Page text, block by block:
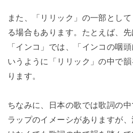
また、「リリック」の一部とし
る場合もあります。たとえば、
「インコ」では、「インコの咽
いうように「リリック」の中で
ります。
ちなみに、日本の歌では歌詞の
ラップのイメーシがありますが